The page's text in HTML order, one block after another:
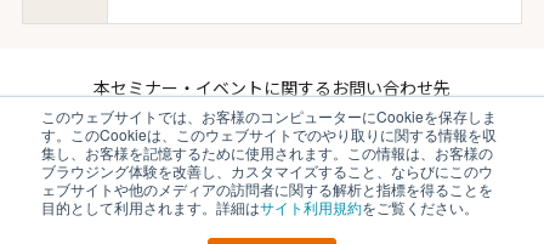
このウェブサイトでは、お客様のコンピューターにCookieを保存しま
す。このCookieは、このウェブサイトでのやり取りに関する情報を収
集し、お客様を記憶するために使用されます。この情報は、お客様の
ブラウジング体験を改善し、カスタマイズすること、ならびにこのウ
ェブサイトや他のメディアの訪問者に関する解析と指標を得ることを
目的として利用されます。詳細はサイト利用規約をご覧ください。
本セミナー・イベントに関するお問い合わせ先
株式会社ブイキューブ セミナー事務局
TEL：03-6845-0775（平日10:00〜18:00受付）
Mail：v-mail@vcube.co.jp